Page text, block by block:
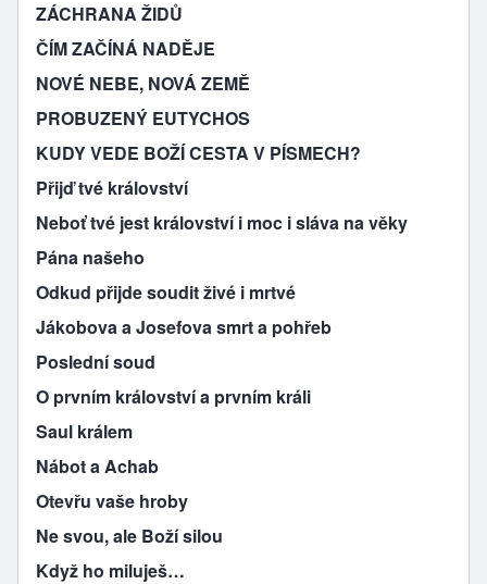
ZÁCHRANA ŽIDŮ
ČÍM ZAČÍNÁ NADĚJE
NOVÉ NEBE, NOVÁ ZEMĚ
PROBUZENÝ EUTYCHOS
KUDY VEDE BOŽÍ CESTA V PÍSMECH?
Přijď tvé království
Neboť tvé jest království i moc i sláva na věky
Pána našeho
Odkud přijde soudit živé i mrtvé
Jákobova a Josefova smrt a pohřeb
Poslední soud
O prvním království a prvním králi
Saul králem
Nábot a Achab
Otevřu vaše hroby
Ne svou, ale Boží silou
Když ho miluješ…